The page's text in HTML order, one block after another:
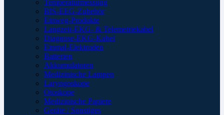
Temperaturmessung
BIS-EEG-Zubehör
Einweg-Produkte
Langzeit-EKG- & Telemetriekabel
Diagnose-EKG-Kabel
Einmal-Elektroden
Batterien
Akkumulatoren
Medizinische Lampen
Laryngoskope
Otoskope
Medizinische Papiere
Geräte / Sonstiges